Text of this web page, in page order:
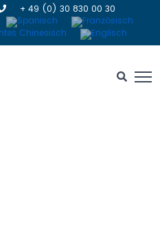
+ 49 (0) 30 830 00 30